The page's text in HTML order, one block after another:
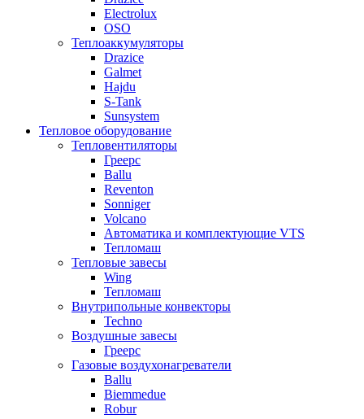
Electrolux
OSO
Теплоаккумуляторы
Drazice
Galmet
Hajdu
S-Tank
Sunsystem
Тепловое оборудование
Тепловентиляторы
Греерс
Ballu
Reventon
Sonniger
Volcano
Автоматика и комплектующие VTS
Тепломаш
Тепловые завесы
Wing
Тепломаш
Внутрипольные конвекторы
Techno
Воздушные завесы
Греерс
Газовые воздухонагреватели
Ballu
Biemmedue
Robur